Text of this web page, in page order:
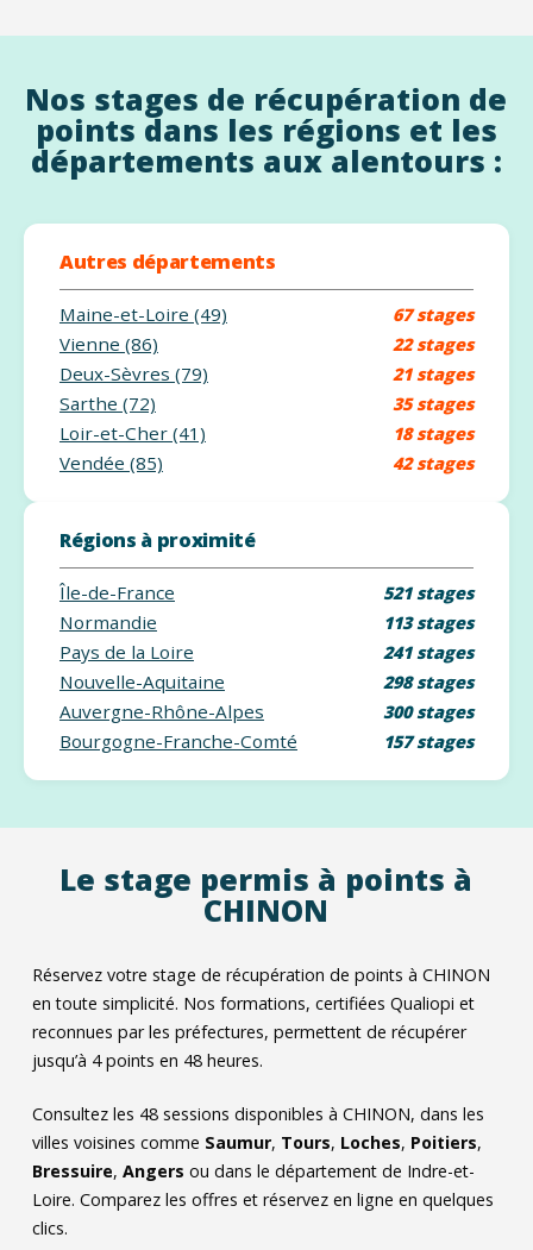
Nos stages de récupération de
points dans les régions et les
départements aux alentours :
Autres départements
Maine-et-Loire (49) 67 stages
Vienne (86) 22 stages
Deux-Sèvres (79) 21 stages
Sarthe (72) 35 stages
Loir-et-Cher (41) 18 stages
Vendée (85) 42 stages
Régions à proximité
Île-de-France 521 stages
Normandie 113 stages
Pays de la Loire 241 stages
Nouvelle-Aquitaine 298 stages
Auvergne-Rhône-Alpes 300 stages
Bourgogne-Franche-Comté 157 stages
Le stage permis à points à
CHINON
Réservez votre stage de récupération de points à CHINON
en toute simplicité. Nos formations, certifiées Qualiopi et
reconnues par les préfectures, permettent de récupérer
jusqu’à 4 points en 48 heures.
Consultez les 48sessions disponibles à CHINON, dans les
villes voisines comme Saumur, Tours, Loches, Poitiers,
Bressuire, Angers ou dans le département de Indre-et-
Loire. Comparez les offres et réservez en ligne en quelques
clics.